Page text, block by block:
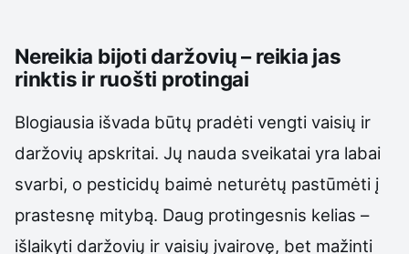
Nereikia bijoti daržovių – reikia jas
rinktis ir ruošti protingai
Blogiausia išvada būtų pradėti vengti vaisių ir
daržovių apskritai. Jų nauda sveikatai yra labai
svarbi, o pesticidų baimė neturėtų pastūmėti į
prastesnę mitybą. Daug protingesnis kelias –
išlaikyti daržovių ir vaisių įvairovę, bet mažinti